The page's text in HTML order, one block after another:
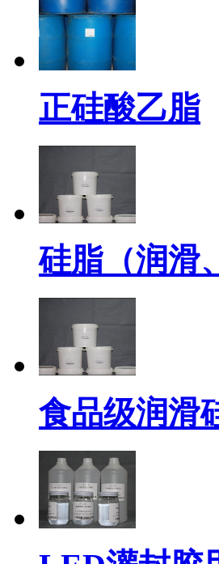
正硅酸乙脂
硅脂（润滑
食品级润滑